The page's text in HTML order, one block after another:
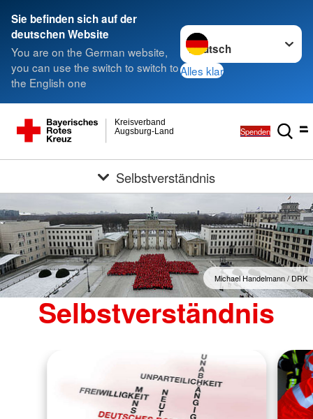
Sie befinden sich auf der
deutschen Website
You are on the German website,
you can use the switch to switch to
the English one
Sprache wechseln zu
Alles klar
Augsburg-Land
Kreisverband
Spenden
Selbstverständnis
Michael Handelmann / DRK
Selbstverständnis